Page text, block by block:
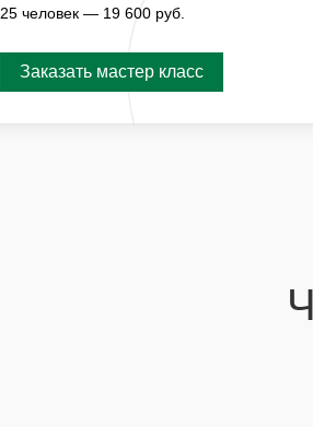
Заказать мастер класс
25 человек — 19 600 руб.
Заказать мастер класс